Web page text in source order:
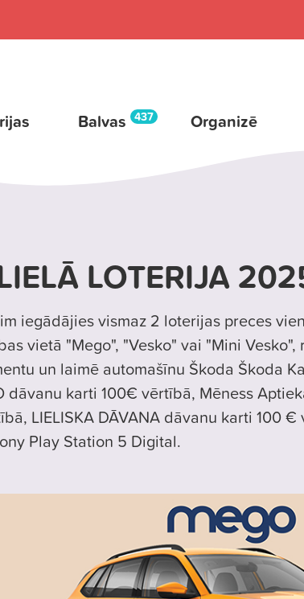
Balvas 437 Organizē
LOTERIJA
iegādājies vismaz 2 loterijas preces
vietā "Mego", "Vesko" vai "Mini Vesko",
un laimē automašīnu Škoda Škoda
dāvanu karti 100€ vērtībā, Mēness
LIELISKA DĀVANA dāvanu karti 100
Play Station 5 Digital.